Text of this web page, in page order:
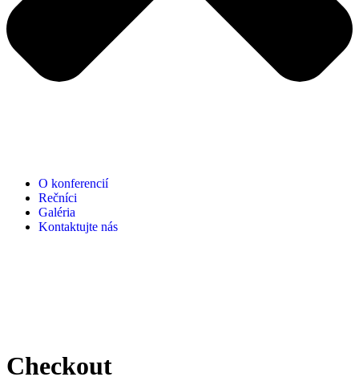
O konferencií
Rečníci
Galéria
Kontaktujte nás
Checkout